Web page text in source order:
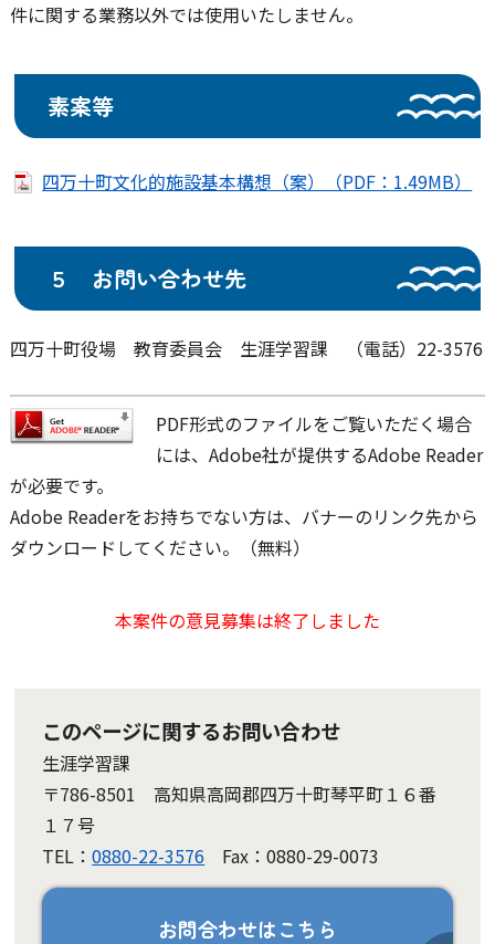
件に関する業務以外では使用いたしません。
素案等
四万十町文化的施設基本構想（案）（PDF：1.49MB）
５ お問い合わせ先
四万十町役場 教育委員会 生涯学習課 （電話）22-3576
PDF形式のファイルをご覧いただく場合
には、Adobe社が提供するAdobe Reader
が必要です。
Adobe Readerをお持ちでない方は、バナーのリンク先から
ダウンロードしてください。（無料）
本案件の意見募集は終了しました
このページに関するお問い合わせ
生涯学習課
〒786-8501 高知県高岡郡四万十町琴平町１６番
１７号
TEL：0880-22-3576 Fax：0880-29-0073
お問合わせはこちら